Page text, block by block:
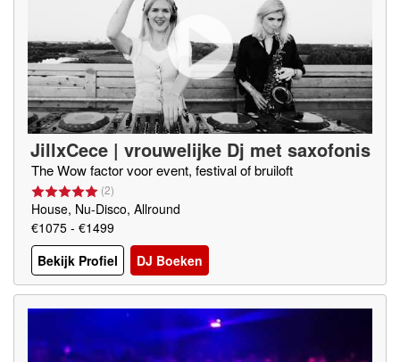
JillxCece | vrouwelijke Dj met saxofonis
te
The Wow factor voor event, festival of bruiloft
(2)
House, Nu-Disco, Allround
€1075 - €1499
Bekijk Profiel
DJ Boeken